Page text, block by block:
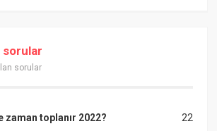
sorular
sorular
22
zaman toplanır 2022?